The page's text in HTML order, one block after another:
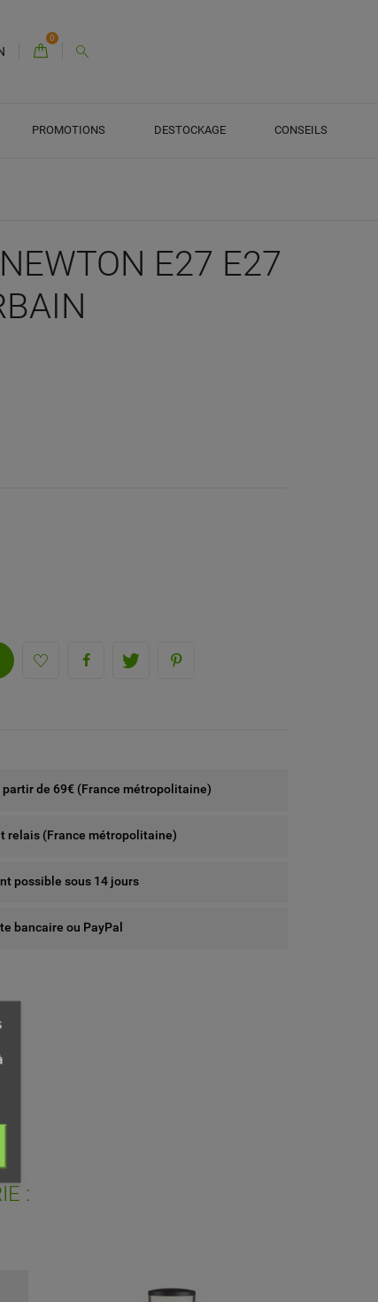
0
PROMOTIONS DESTOCKAGE CONSEILS
E27 E27
de 69€ (France métropolitaine)
relais (France métropolitaine)
possible sous 14 jours
bancaire ou PayPal
: